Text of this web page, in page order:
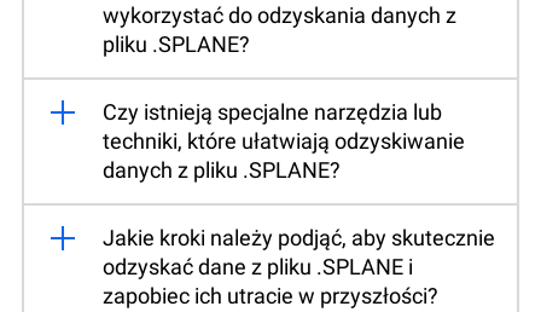
wykorzystać do odzyskania danych z
pliku .SPLANE?
Czy istnieją specjalne narzędzia lub
techniki, które ułatwiają odzyskiwanie
danych z pliku .SPLANE?
Jakie kroki należy podjąć, aby skutecznie
odzyskać dane z pliku .SPLANE i
zapobiec ich utracie w przyszłości?